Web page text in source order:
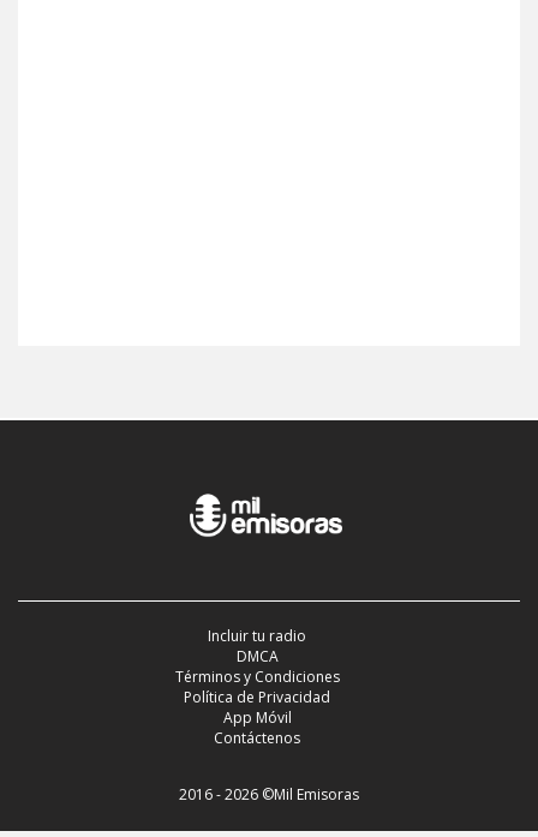
Incluir tu radio
DMCA
Términos y Condiciones
Política de Privacidad
App Móvil
Contáctenos
2016 - 2026 ©Mil Emisoras